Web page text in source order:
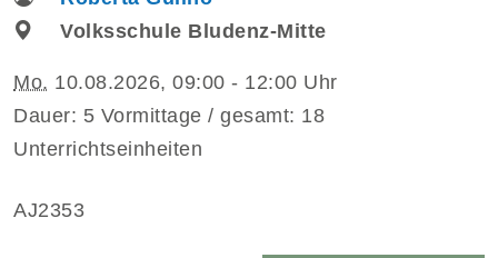
Volksschule Bludenz-Mitte
Mo. 10.08.2026, 09:00 - 12:00 Uhr
Dauer: 5 Vormittage / gesamt: 18
Unterrichtseinheiten
AJ2353